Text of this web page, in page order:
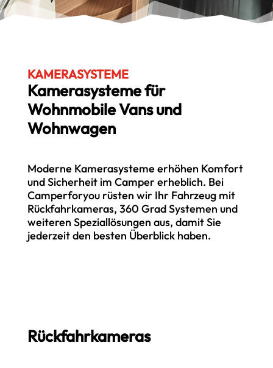
KAMERASYSTEME
Kamerasysteme für
Wohnmobile Vans und
Wohnwagen
Moderne Kamerasysteme erhöhen Komfort
und Sicherheit im Camper erheblich. Bei
Camperforyou rüsten wir Ihr Fahrzeug mit
Rückfahrkameras, 360 Grad Systemen und
weiteren Speziallösungen aus, damit Sie
jederzeit den besten Überblick haben.
Rückfahrkameras